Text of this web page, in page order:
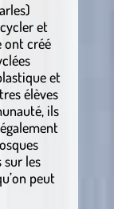
et
ont créé
et
élèves
ils
les
peut